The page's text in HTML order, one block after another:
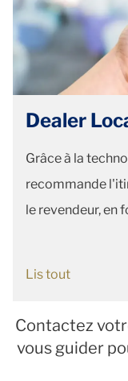
Dealer
Grâce à la
recommande
le revendeur,
Lis tout
Contactez
vous guider